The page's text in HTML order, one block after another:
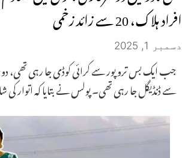
افراد ہلاک، 20 سے زائد زخمی
دسمبر 1, 2025
جب ایک بس تروپور سے کرائی کوڈی جا رہی تھی،
سے ڈنڈیگل جا رہی تھی۔ پولس نے بتایا کہ اتوار کی